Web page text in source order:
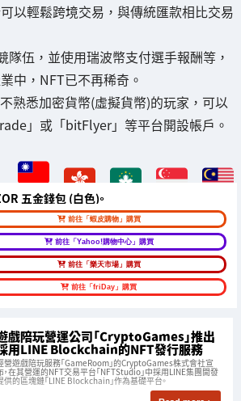
以輕鬆跨境交易，與傳統匯款相比交易
隊伍，並使用瑞波幣支付選手報酬等，
中，NFT已不再稀奇。
熟悉加密貨幣(虛擬貨幣)的玩家，可以
」或「bitFlyer」等平台開設帳戶。
五金錢包 (白色)。
前往「蝦皮購物」購買
前往「Yahoo!購物中心」購買
前往「樂天市場」購買
前往「friDay」購買
戲陪玩營運公司「CryptoGames」推出
用LINE Blockchain的NFT發行服務
營遊戲陪玩服務「GameRoom」的CryptoGames株式會社宣
，在其營運的NFT交易平台「NFTStudio」中採用LINE集團開發
供的區塊鏈「LINE Blockchain」作為基礎平台。